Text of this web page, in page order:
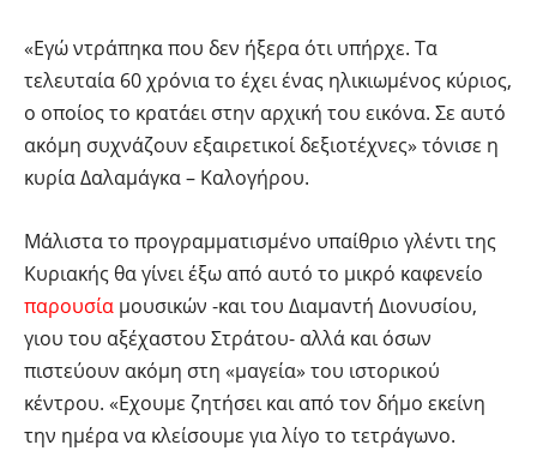
«Εγώ ντράπηκα που δεν ήξερα ότι υπήρχε. Τα
τελευταία 60 χρόνια το έχει ένας ηλικιωμένος κύριος,
ο οποίος το κρατάει στην αρχική του εικόνα. Σε αυτό
ακόμη συχνάζουν εξαιρετικοί δεξιοτέχνες» τόνισε η
κυρία Δαλαμάγκα – Καλογήρου.
Μάλιστα το προγραμματισμένο υπαίθριο γλέντι της
Κυριακής θα γίνει έξω από αυτό το μικρό καφενείο
παρουσία μουσικών -και του Διαμαντή Διονυσίου,
γιου του αξέχαστου Στράτου- αλλά και όσων
πιστεύουν ακόμη στη «μαγεία» του ιστορικού
κέντρου. «Εχουμε ζητήσει και από τον δήμο εκείνη
την ημέρα να κλείσουμε για λίγο το τετράγωνο.